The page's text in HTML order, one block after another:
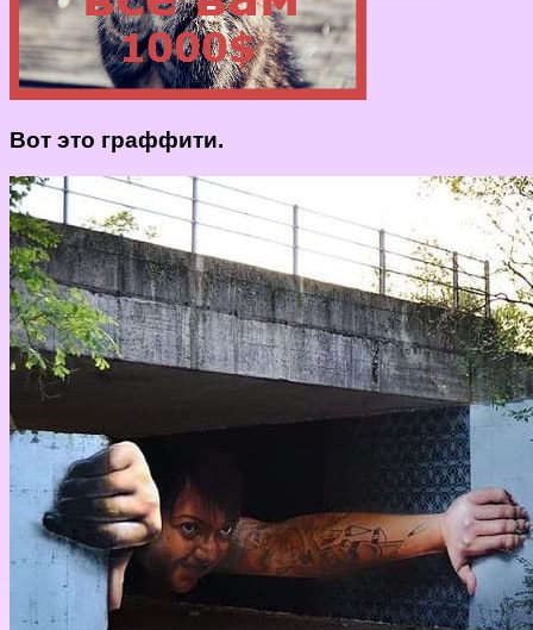
Вот это граффити.